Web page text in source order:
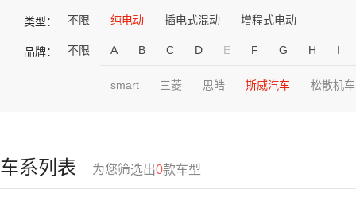
类型： 不限 纯电动 插电式混动 增程式电动
品牌： 不限 A B C D E F G H I
smart 三菱 思皓 斯威汽车 松散机车
车系列表 为您筛选出0款车型